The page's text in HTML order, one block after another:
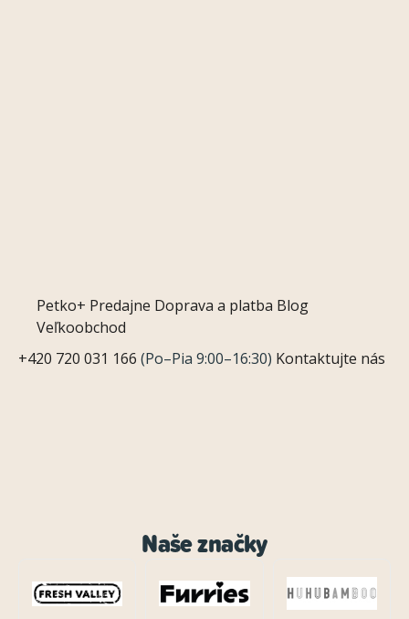
Petko+ Predajne Doprava a platba Blog
Veľkoobchod
+420 720 031 166 (Po–Pia 9:00–16:30) Kontaktujte nás
Naše značky